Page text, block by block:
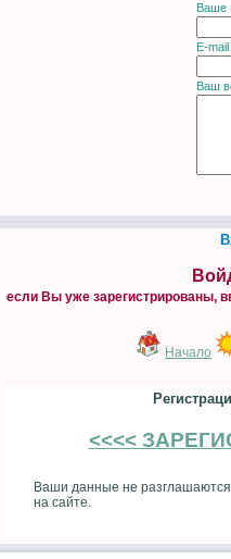
Ваше
E-
Ваш
если Вы уже зарегистрированы,
Начало
<<<<
Ваши данные не
на сайте.